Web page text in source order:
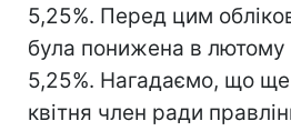
5,25%. Перед цим
була понижена в лютому
5,25%. Нагадаємо, що ще
квітня член ради